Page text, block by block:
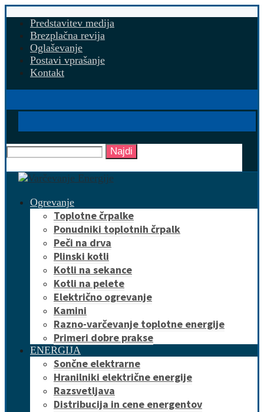
Predstavitev medija
Brezplačna revija
Oglaševanje
Postavi vprašanje
Kontakt
Najdi
Ogrevanje
Toplotne črpalke
Ponudniki toplotnih črpalk
Peči na drva
Plinski kotli
Kotli na sekance
Kotli na pelete
Električno ogrevanje
Kamini
Razno-varčevanje toplotne energije
Primeri dobre prakse
ENERGIJA
Sončne elektrarne
Hranilniki električne energije
Razsvetljava
Distribucija in cene energentov